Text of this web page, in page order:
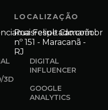
LOCALIZAÇÃO
Rua Felipe Camarão
nº 151 - Maracanã -
RJ
3D
DIGITAL
INFLUENCER
GOOGLE
ANALYTICS